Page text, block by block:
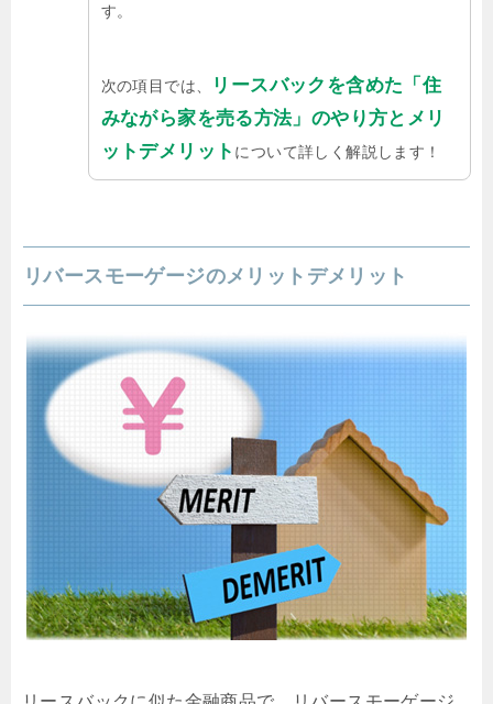
す。
次の項目では、
リースバックを含めた「住
みながら家を売る方法」のやり方とメリ
ットデメリット について詳しく解説します！
リバースモーゲージのメリットデメリット